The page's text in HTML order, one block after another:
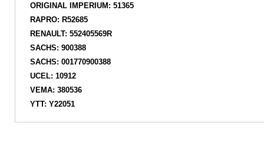
ORIGINAL IMPERIUM: 51365
RAPRO: R52685
RENAULT: 552405569R
SACHS: 900388
SACHS: 001770900388
UCEL: 10912
VEMA: 380536
YTT: Y22051